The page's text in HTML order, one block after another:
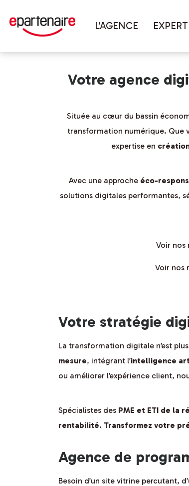
L'AGENCE
Vous êtes ici : Accueil
Votre agence
Située au cœur du bassin
transformation numérique. Que
expertise en
Avec une approche éco-
solutions digitales performantes,
Voir nos
Voir nos
Votre stratégie
La transformation digitale n’est
mesure, intégrant l’intelligence
ou améliorer l’expérience client,
Spécialistes des PME et ETI de la
rentabilité. Transformez votre
Agence de
Besoin d’un site vitrine percutant,